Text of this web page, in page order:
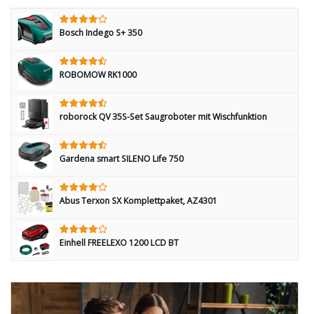
Bosch Indego S+ 350
ROBOMOW RK1000
roborock QV 35S-Set Saugroboter mit Wischfunktion
Gardena smart SILENO Life 750
Abus Terxon SX Komplettpaket, AZ4301
Einhell FREELEXO 1200 LCD BT